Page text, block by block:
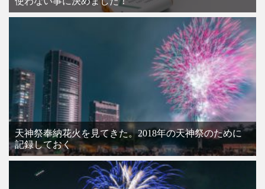
天神祭奉納花火を見てきた。2018年の天神祭のために
記録しておく